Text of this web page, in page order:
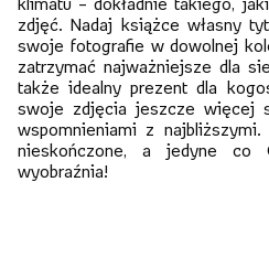
klimatu – dokładnie takiego,
zdjęć. Nadaj książce własny
swoje fotografie w dowolnej
zatrzymać najważniejsze dla
także idealny prezent dla
swoje zdjęcia jeszcze więcej
wspomnieniami z
nieskończone, a jedyne co
wyobraźnia!